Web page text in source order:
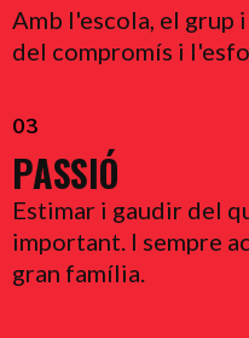
Amb l'escola, el grup
del compromís i
03
PASSIÓ
Estimar i gaudir del
important. I sempre
gran família.